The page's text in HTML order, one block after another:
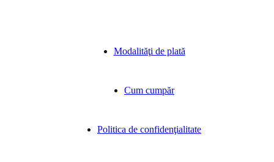
Modalităţi de plată
Cum cumpăr
Politica de confidenţialitate